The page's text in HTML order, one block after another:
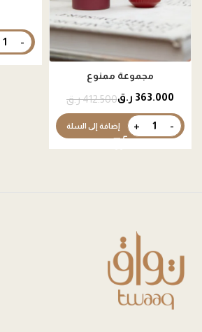
مجموعة ممنوع
412.500ر.ق 363.000 ر.ق
إضافة إلى السلة